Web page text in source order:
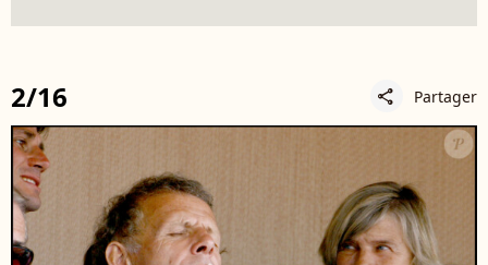
2/16 share Partager